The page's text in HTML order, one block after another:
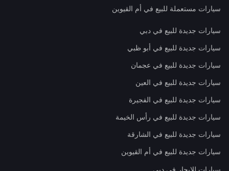
سيارات مستعملة للبيع في أم القيوين
سيارات جديدة للبيع في دبي
سيارات جديدة للبيع في أبو ظبي
سيارات جديدة للبيع في عجمان
سيارات جديدة للبيع في العين
سيارات جديدة للبيع في الفجيرة
سيارات جديدة للبيع في رأس الخيمة
سيارات جديدة للبيع في الشارقة
سيارات جديدة للبيع في أم القيوين